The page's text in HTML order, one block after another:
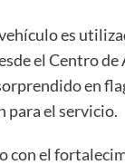
es
el Centro de
en
para el servicio.
con el